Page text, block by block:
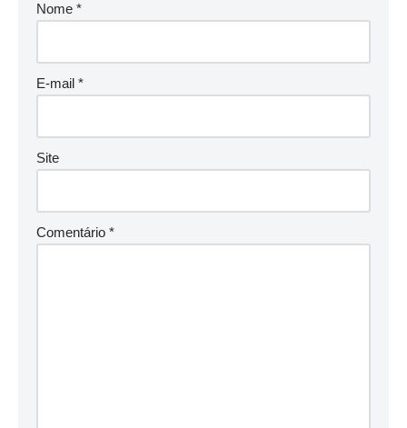
Nome *
E-mail *
Site
Comentário *